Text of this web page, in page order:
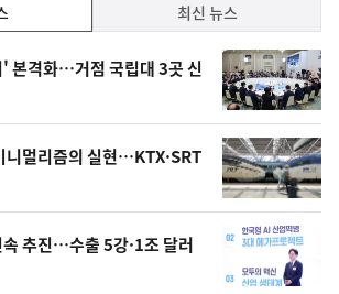
최신 뉴스
본격화…거점 국립대 3곳 신
니멀리즘의 실현…KTX·SRT
추진…수출 5강·1조 달러